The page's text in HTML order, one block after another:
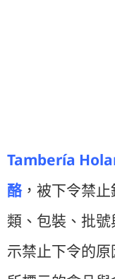
Tambería
酪，被下令禁
類、包裝、批號
示禁止下令的